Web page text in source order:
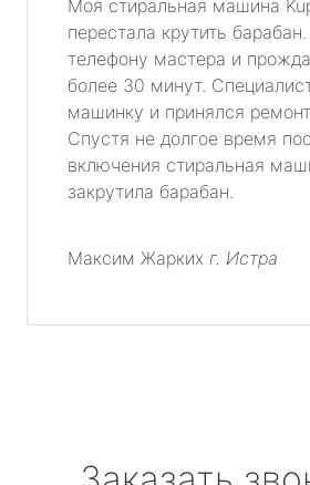
метро Таганская
метро Тургеневская
метро Тимирязевская
метро Технопарк
Моя стиральная машина
перестала крутить
телефону мастера и
более 30 минут.
машинку и принялся
Спустя не долгое время
включения стиральная
закрутила барабан.
Максим Жарких г. Истра